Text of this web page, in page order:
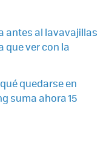
antes al lavavajillas
que ver con la
quedarse en
suma ahora 15